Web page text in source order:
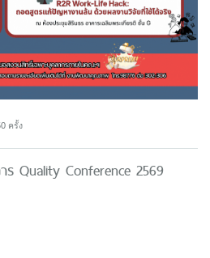
ครั้ง
ร Quality Conference 2569